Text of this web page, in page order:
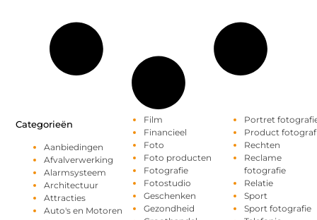
Categorieën
Aanbiedingen
Afvalverwerking
Alarmsysteem
Architectuur
Attracties
Auto's en Motoren
Film
Financieel
Foto
Foto producten
Fotografie
Fotostudio
Geschenken
Gezondheid
Portret
Product
Rechten
Reclame
fotografie
Relatie
Sport
Sport fotografie